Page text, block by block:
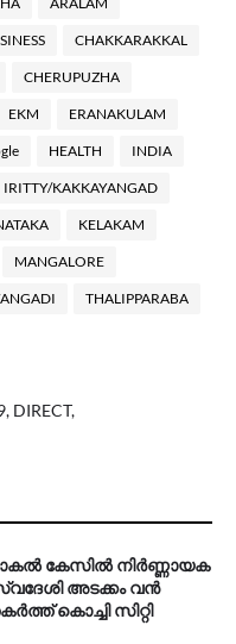
CHAKKARAKKAL
CHERUPUZHA
EKM ERANAKULAM
HEALTH INDIA
IRITTY/KAKKAYANGAD
KELAKAM
MANGALORE
THALIPPARABA
DIRECT,
കേസിൽ നിർണ്ണായക
സ്വദേശി അടക്കം വൻ
കൊച്ചി സിറ്റി